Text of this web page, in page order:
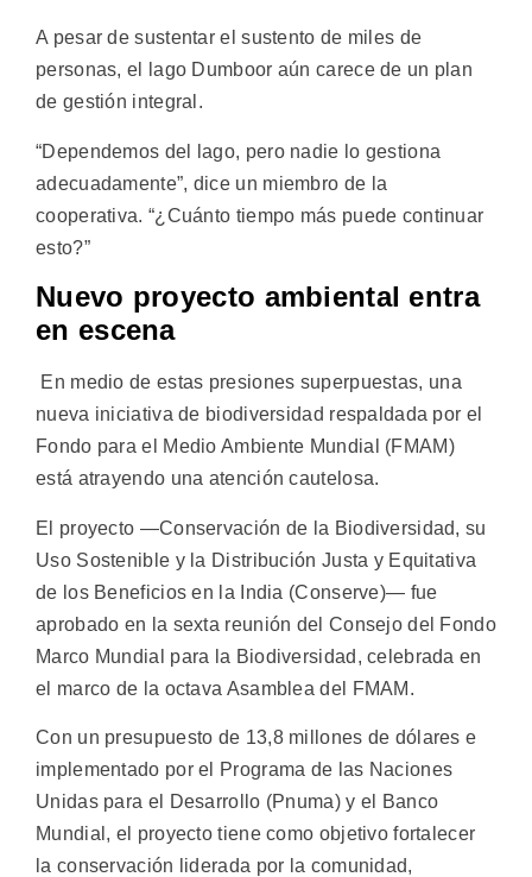
A pesar de sustentar el sustento de miles de
personas, el lago Dumboor aún carece de un plan
de gestión integral.
“Dependemos del lago, pero nadie lo gestiona
adecuadamente”, dice un miembro de la
cooperativa. “¿Cuánto tiempo más puede continuar
esto?”
Nuevo proyecto ambiental entra
en escena
En medio de estas presiones superpuestas, una
nueva iniciativa de biodiversidad respaldada por el
Fondo para el Medio Ambiente Mundial (FMAM)
está atrayendo una atención cautelosa.
El proyecto —Conservación de la Biodiversidad, su
Uso Sostenible y la Distribución Justa y Equitativa
de los Beneficios en la India (Conserve)— fue
aprobado en la sexta reunión del Consejo del Fondo
Marco Mundial para la Biodiversidad, celebrada en
el marco de la octava Asamblea del FMAM.
Con un presupuesto de 13,8 millones de dólares e
implementado por el Programa de las Naciones
Unidas para el Desarrollo (Pnuma) y el Banco
Mundial, el proyecto tiene como objetivo fortalecer
la conservación liderada por la comunidad,